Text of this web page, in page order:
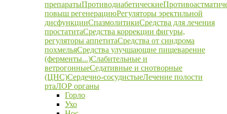
препаратыПротиводиабетические
повыш регенерациюРегуляторы эректильной
дисфункцииСпазмолитикиСредства для лечения
простатитаСредства коррекции фигуры,
регуляторы аппетитаСредства от синдрома
похмельяСредства улучшающие пищеварение
(ферменты...)Слабительные и
ветрогонныеСедативные и снотворные
(ЦНС)Сердечно-сосудистыеЛечение полости
ртаЛОР органы
Горло
Ухо